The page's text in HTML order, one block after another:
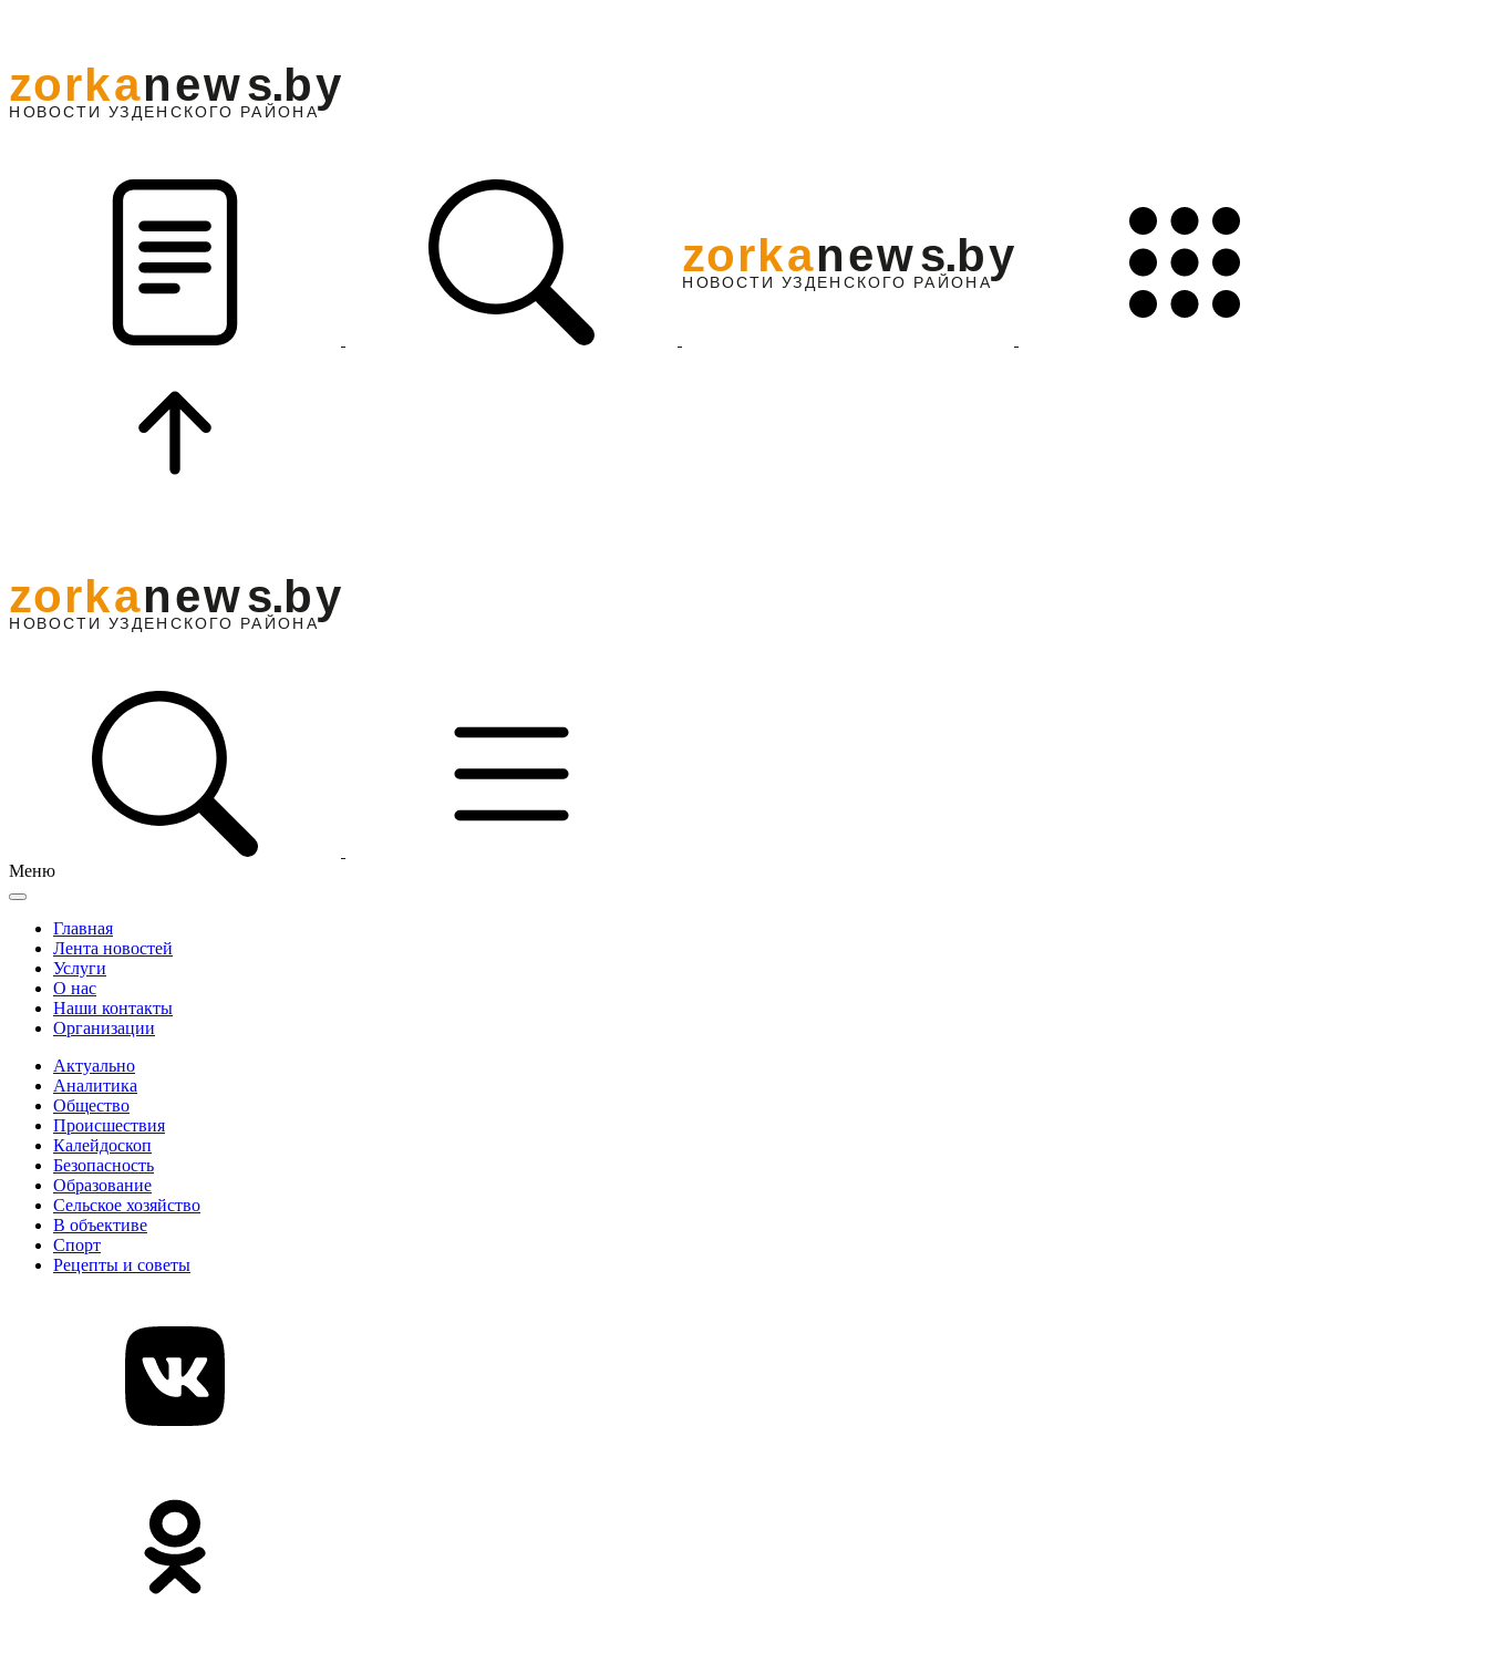
НО ВОСТИ УЗДЕНС КО ГО РАЙОНА
zorkanews.by
Меню
Главная
Лента новостей
Услуги
О нас
Наши контакты
Организации
Актуально
Аналитика
Общество
Происшествия
Калейдоскоп
Безопасность
Образование
Сельское хозяйство
В объективе
Спорт
Рецепты и советы